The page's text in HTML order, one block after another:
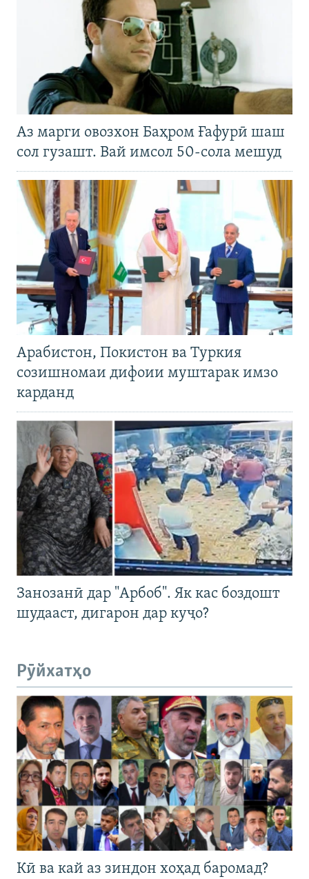
Аз марги овозхон Баҳром Ғафурӣ шаш
сол гузашт. Вай имсол 50-сола мешуд
Арабистон, Покистон ва Туркия
созишномаи дифоии муштарак имзо
карданд
Занозанӣ дар "Арбоб". Як кас боздошт
шудааст, дигарон дар куҷо?
Рӯйхатҳо
Кӣ ва кай аз зиндон хоҳад баромад?